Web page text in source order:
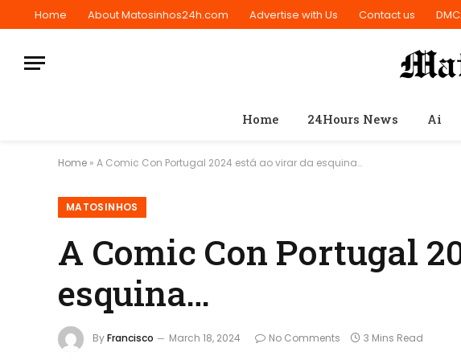
Home About Matosinhos24h.com Advertise with Us Contact us
Home 24Hours News Ai
Home » A Comic Con Portugal 2024 está ao virar da esquina…
MATOSINHOS
A Comic Con Portugal
esquina…
ByFrancisco March 18, 2024 No Comments 3 Mins Read